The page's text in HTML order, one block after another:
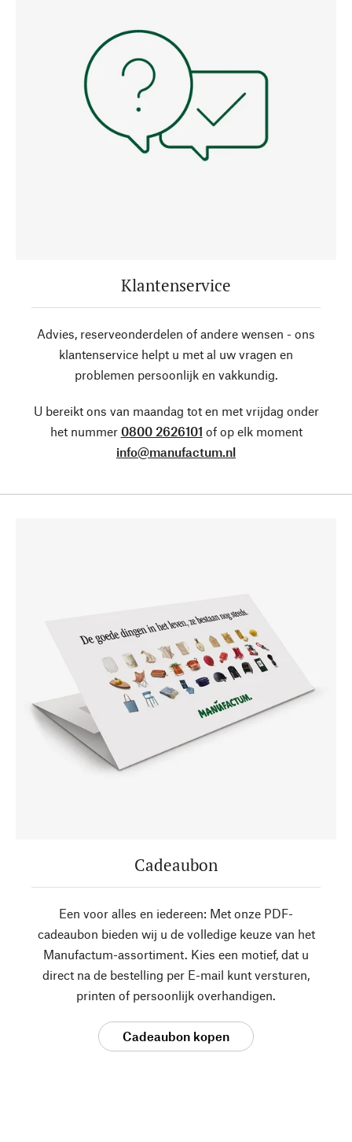
Klantenservice
Advies, reserveonderdelen of andere wensen - ons
klantenservice helpt u met al uw vragen en
problemen persoonlijk en vakkundig.
U bereikt ons van maandag tot en met vrijdag onder
het nummer 0800 2626101 of op elk moment
info@manufactum.nl
Cadeaubon
Een voor alles en iedereen: Met onze PDF-
cadeaubon bieden wij u de volledige keuze van het
Manufactum-assortiment. Kies een motief, dat u
direct na de bestelling per E-mail kunt versturen,
printen of persoonlijk overhandigen.
Cadeaubon kopen